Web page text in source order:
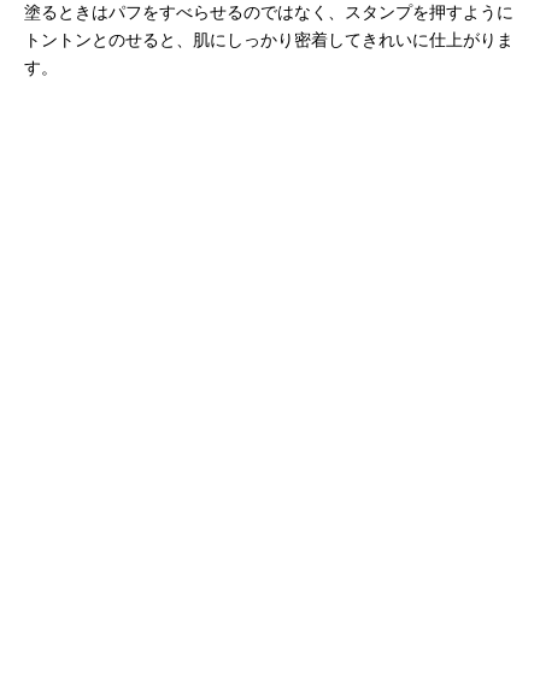
塗るときはパフをすべらせるのではなく、スタンプを押すように
トントンとのせると、肌にしっかり密着してきれいに仕上がりま
す。